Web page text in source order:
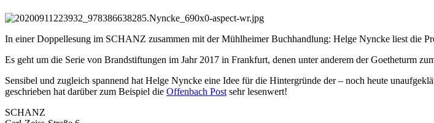
In einer Doppellesung im SCHANZ zusammen mit der Mühlheimer Buchhandlung: Helge Nyncke liest die
Es geht um die Serie von Brandstiftungen im Jahr 2017 in Frankfurt, denen unter anderem der Goetheturm
Sensibel und zugleich spannend hat Helge Nyncke eine Idee für die Hintergründe der – noch heute
geschrieben hat darüber zum Beispiel die Offenbach Postsehr lesenwert!
SCHANZ